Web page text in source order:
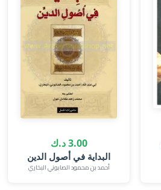
3.00 د.ك
البداية في أصول الدين
أحمد بن محمود الصابوني البخاري